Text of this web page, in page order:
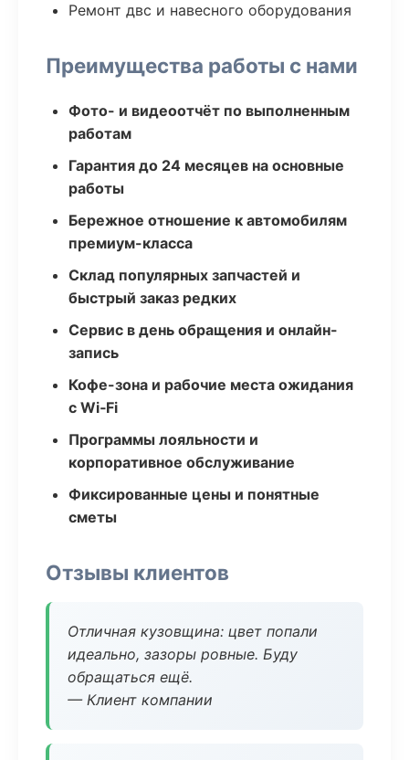
Ремонт двс и навесного оборудования
Преимущества работы с нами
Фото- и видеоотчёт по выполненным
работам
Гарантия до 24 месяцев на основные
работы
Бережное отношение к автомобилям
премиум-класса
Склад популярных запчастей и
быстрый заказ редких
Сервис в день обращения и онлайн-
запись
Кофе-зона и рабочие места ожидания
с Wi‑Fi
Программы лояльности и
корпоративное обслуживание
Фиксированные цены и понятные
сметы
Отзывы клиентов
Отличная кузовщина: цвет попали
идеально, зазоры ровные. Буду
обращаться ещё.
— Клиент компании